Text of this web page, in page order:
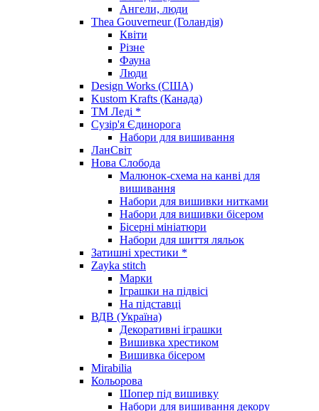
Ангели, люди
Thea Gouverneur (Голандія)
Квіти
Різне
Фауна
Люди
Design Works (США)
Kustom Krafts (Канада)
ТМ Леді *
Сузір'я Єдинорога
Набори для вишивання
ЛанСвіт
Нова Слобода
Малюнок-схема на канві для
вишивання
Набори для вишивки нитками
Набори для вишивки бісером
Бісерні мініатюри
Набори для шиття ляльок
Затишні хрестики *
Zayka stitch
Марки
Іграшки на підвісі
На підставці
ВДВ (Україна)
Декоративні іграшки
Вишивка хрестиком
Вишивка бісером
Mirabilia
Кольорова
Шопер під вишивку
Набори для вишивання декору